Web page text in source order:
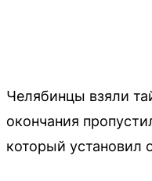
Челябинцы взяли
окончания
который установил